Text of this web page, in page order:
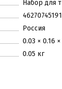
Набор для
Россия
0.03 × 0.16
0.05 кг